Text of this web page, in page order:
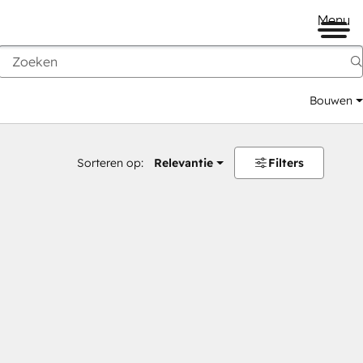
Menu
Bouwen
Sorteren op: Relevantie Filters